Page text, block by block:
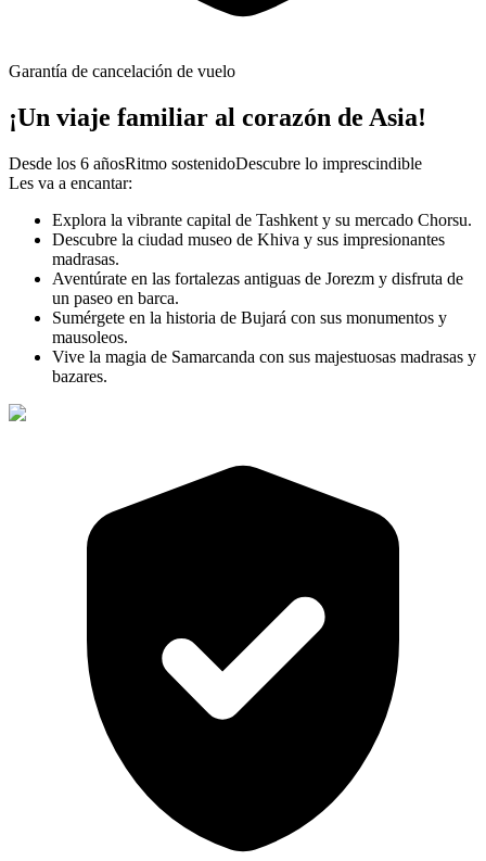
Garantía de cancelación de vuelo
¡Un viaje familiar al corazón de Asia!
Desde los 6 añosRitmo sostenidoDescubre lo imprescindible
Les va a encantar:
Explora la vibrante capital de Tashkent y su mercado Chorsu.
Descubre la ciudad museo de Khiva y sus impresionantes
madrasas.
Aventúrate en las fortalezas antiguas de Jorezm y disfruta de
un paseo en barca.
Sumérgete en la historia de Bujará con sus monumentos y
mausoleos.
Vive la magia de Samarcanda con sus majestuosas madrasas y
bazares.